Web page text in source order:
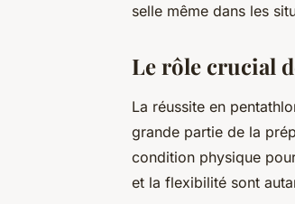
selle même dans les
Le rôle crucial
La réussite en
grande partie de la
condition physique
et la flexibilité sont